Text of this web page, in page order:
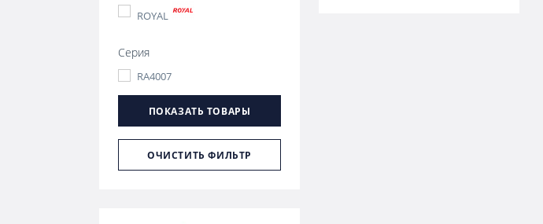
ROYAL
Серия
RA4007
ПОКАЗАТЬ ТОВАРЫ
ОЧИСТИТЬ ФИЛЬТР